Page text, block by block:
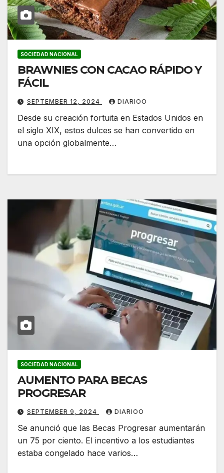
SOCIEDAD NACIONAL
BRAWNIES CON CACAO RÁPIDO Y
FÁCIL
SEPTEMBER 12, 2024 DIARIOO
Desde su creación fortuita en Estados Unidos en
el siglo XIX, estos dulces se han convertido en
una opción globalmente…
SOCIEDAD NACIONAL
AUMENTO PARA BECAS
PROGRESAR
SEPTEMBER 9, 2024 DIARIOO
Se anunció que las Becas Progresar aumentarán
un 75 por ciento. El incentivo a los estudiantes
estaba congelado hace varios…